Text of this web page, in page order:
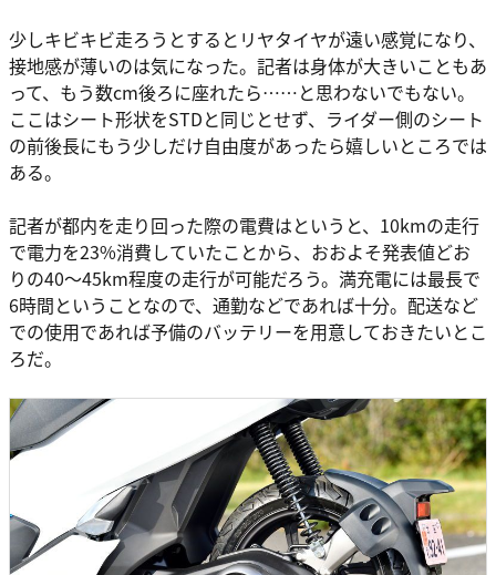
少しキビキビ走ろうとするとリヤタイヤが遠い感覚になり、
接地感が薄いのは気になった。記者は身体が大きいこともあ
って、もう数cm後ろに座れたら……と思わないでもない。
ここはシート形状をSTDと同じとせず、ライダー側のシート
の前後長にもう少しだけ自由度があったら嬉しいところでは
ある。
記者が都内を走り回った際の電費はというと、10kmの走行
で電力を23%消費していたことから、おおよそ発表値どお
りの40～45km程度の走行が可能だろう。満充電には最長で
6時間ということなので、通勤などであれば十分。配送など
での使用であれば予備のバッテリーを用意しておきたいとこ
ろだ。